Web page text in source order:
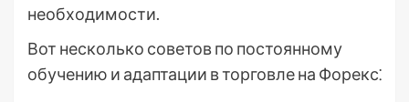
необходимости.
Вот несколько советов по постоянному
обучению и адаптации в торговле на Форекс⁚